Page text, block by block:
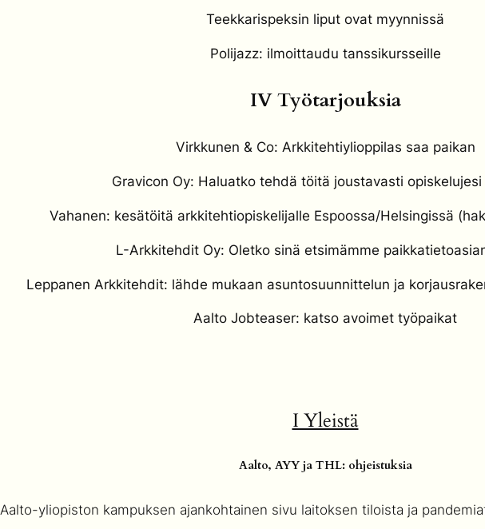
Teekkarispeksin liput ovat myynnissä
Polijazz: ilmoittaudu tanssikursseille
IV Työtarjouksia
Virkkunen & Co: Arkkitehtiylioppilas saa paikan
Gravicon Oy: Haluatko tehdä töitä joustavasti opiskelujesi
Vahanen: kesätöitä arkkitehtiopiskelijalle Espoossa/Helsingissä
L-Arkkitehdit Oy: Oletko sinä etsimämme
Leppanen Arkkitehdit: lähde mukaan asuntosuunnittelun ja
Aalto Jobteaser: katso avoimet työpaikat
I Yleistä
Aalto, AYY ja THL: ohjeistuksia
Aalto-yliopiston kampuksen ajankohtainen sivu laitoksen tiloista ja